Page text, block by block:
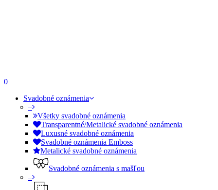
0
Svadobné oznámenia
–
Všetky svadobné oznámenia
Transparentné/Metalické svadobné oznámenia
Luxusné svadobné oznámenia
Svadobné oznámenia Emboss
Metalické svadobné oznámenia
Svadobné oznámenia s mašľou
–